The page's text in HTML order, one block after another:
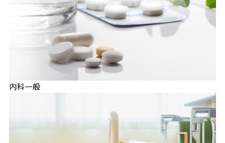
内科一般